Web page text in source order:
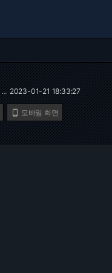
… 2023-01-21 18:33:27
 모바일 화면